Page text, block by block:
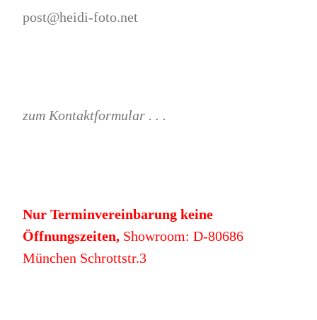
post@heidi-foto.net
zum Kontaktformular . . .
Nur Terminvereinbarung keine
Öffnungszeiten,Showroom: D-80686
München Schrottstr.3